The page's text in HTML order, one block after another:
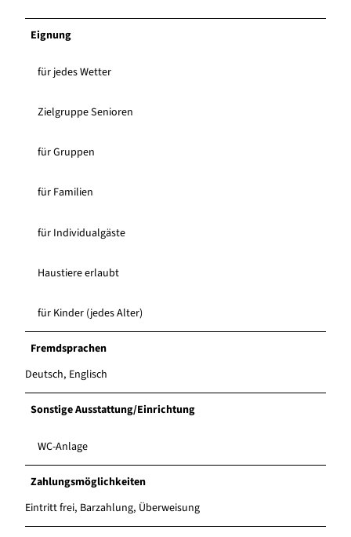
Eignung
für jedes Wetter
Zielgruppe Senioren
für Gruppen
für Familien
für Individualgäste
Haustiere erlaubt
für Kinder (jedes Alter)
Fremdsprachen
Deutsch, Englisch
Sonstige Ausstattung/Einrichtung
WC-Anlage
Zahlungsmöglichkeiten
Eintritt frei, Barzahlung, Überweisung